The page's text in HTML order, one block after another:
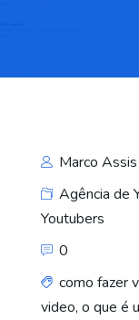
Marco Assis
Agência de
Youtubers
0
como fazer
video, o que é